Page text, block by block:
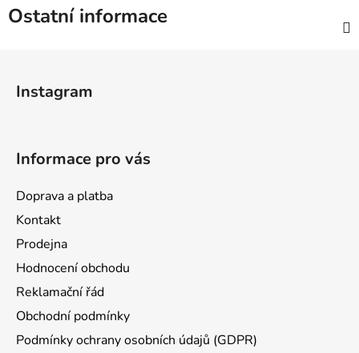
Ostatní informace
Instagram
Informace pro vás
Doprava a platba
Kontakt
Prodejna
Hodnocení obchodu
Reklamační řád
Obchodní podmínky
Podmínky ochrany osobních údajů (GDPR)